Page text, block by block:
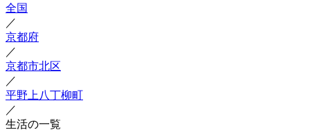
全国
／
京都府
／
京都市北区
／
平野上八丁柳町
／
生活の一覧